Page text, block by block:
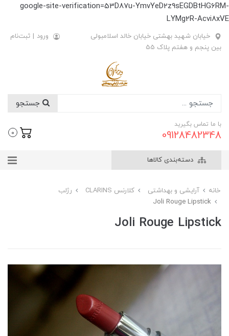
google-site-verification=53D87u-YmvYeD2z9sEGDBtHG6RM-
LYMg2R-Acvi8xVE
خیابان شهید بهشتی خیابان خالد اسلامبولی
بین پنجم و هفتم پلاک 55
ورود | ثبت‌نام
با ما تماس بگیرید
09128482348
0
دسته‌بندی کالاها
خانه آرایشی و بهداشتی کلارنس CLARINS
رژلب
Joli Rouge Lipstick
Joli Rouge Lipstick